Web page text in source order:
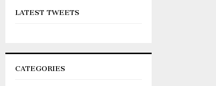
జనసేన తెలుగు న్యూస్ ఈ – పేపర్, మే
LATEST TWEETS
CATEGORIES